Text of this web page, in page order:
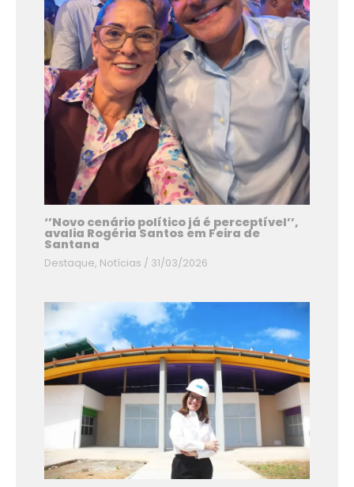
‘’Novo cenário político já é perceptível’’,
avalia Rogéria Santos em Feira de
Santana
Destaque, Notícias / 31/03/2026